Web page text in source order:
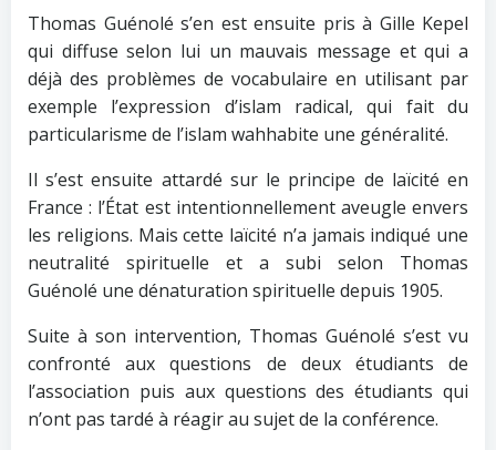
Thomas Guénolé s’en est ensuite pris à Gille Kepel
qui diffuse selon lui un mauvais message et qui a
déjà des problèmes de vocabulaire en utilisant par
exemple l’expression d’islam radical, qui fait du
particularisme de l’islam wahhabite une généralité.
Il s’est ensuite attardé sur le principe de laïcité en
France : l’État est intentionnellement aveugle envers
les religions. Mais cette laïcité n’a jamais indiqué une
neutralité spirituelle et a subi selon Thomas
Guénolé une dénaturation spirituelle depuis 1905.
Suite à son intervention, Thomas Guénolé s’est vu
confronté aux questions de deux étudiants de
l’association puis aux questions des étudiants qui
n’ont pas tardé à réagir au sujet de la conférence.